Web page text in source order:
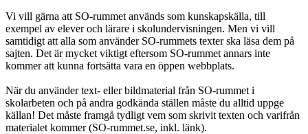
Vi vill gärna att SO-rummet används som kunskapskälla, till
exempel av elever och lärare i skolundervisningen. Men vi vill
samtidigt att alla som använder SO-rummets texter ska läsa dem på
sajten. Det är mycket viktigt eftersom SO-rummet annars inte
kommer att kunna fortsätta vara en öppen webbplats.
När du använder text- eller bildmaterial från SO-rummet i
skolarbeten och på andra godkända ställen måste du alltid uppge
källan! Det måste framgå tydligt vem som skrivit texten och varifrån
materialet kommer (SO-rummet.se, inkl. länk).